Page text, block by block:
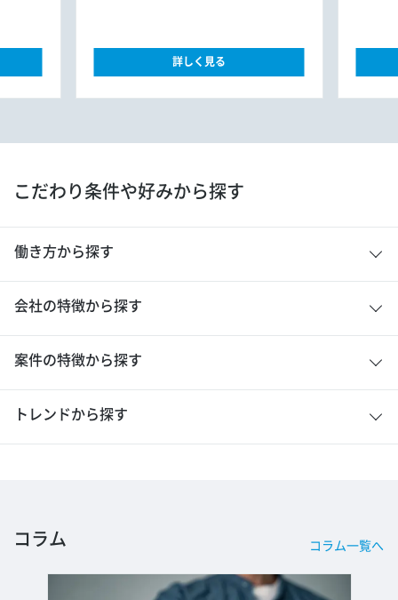
詳しく見る
こだわり条件や好みから探す
働き方から探す
会社の特徴から探す
案件の特徴から探す
トレンドから探す
コラム コラム一覧へ